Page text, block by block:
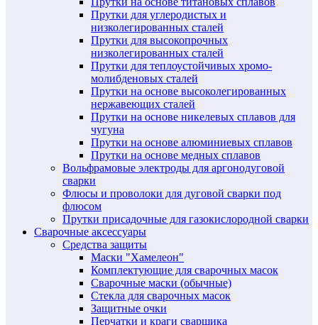
Прутки для углеродистых и
низколегированных сталей
Прутки для высокопрочных
низколегированных сталей
Прутки для теплоустойчивых хромо-
молибденовых сталей
Прутки на основе высоколегированных
нержавеющих сталей
Прутки на основе никелевых сплавов для
чугуна
Прутки на основе алюминиевых сплавов
Прутки на основе медных сплавов
Вольфрамовые электроды для аргонодуговой
сварки
Флюсы и проволоки для дуговой сварки под
флюсом
Прутки присадочные для газокислородной сварки
Сварочные аксессуары
Средства защиты
Маски "Хамелеон"
Комплектующие для сварочных масок
Сварочные маски (обычные)
Стекла для сварочных масок
Защитные очки
Перчатки и краги сварщика